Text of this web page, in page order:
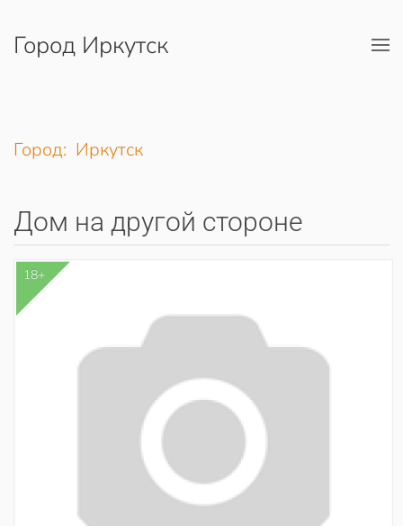
Перейти к содержимому
Город Иркутск
Город: Иркутск
Дом на другой стороне
18+